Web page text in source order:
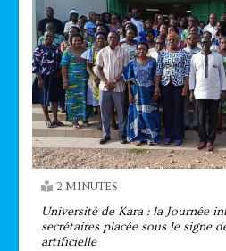
2 MINUTES
Université de Kara : la Journée
secrétaires placée sous le signe
artificielle